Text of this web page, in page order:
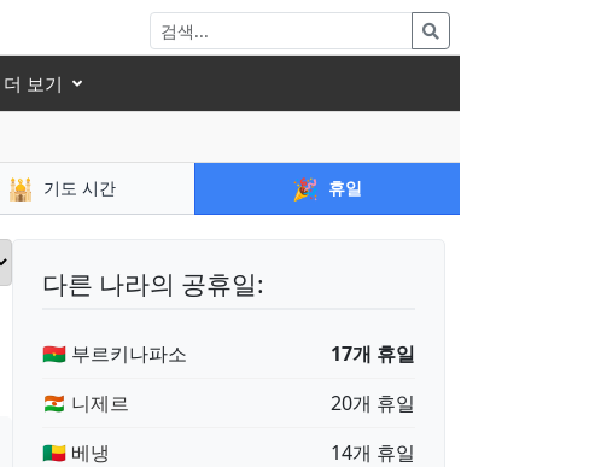
더 보기
🕌 기도 시간 🎉 휴일
다른 나라의 공휴일:
🇧🇫 부르키나파소
17개 휴일
🇳🇪 니제르
20개 휴일
🇧🇯 베냉
14개 휴일